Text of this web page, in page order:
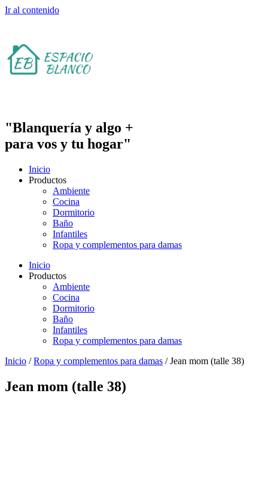
Ir al contenido
"Blanquería y algo +
para vos y tu hogar"
Inicio
Productos
Ambiente
Cocina
Dormitorio
Baño
Infantiles
Ropa y complementos para damas
Inicio
Productos
Ambiente
Cocina
Dormitorio
Baño
Infantiles
Ropa y complementos para damas
Inicio /Ropa y complementos para damas / Jean mom (talle 38)
Jean mom (talle 38)